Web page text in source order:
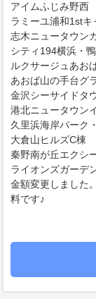
アイムふじみ野
ラミーユ浦和1st
志木ニュータウン
シティ194横浜・
ルクサージュあ
あおば山の手台
金沢シーサイドタ
港北ニュータウ
久里浜海岸パー
大倉山ヒルズC棟
秦野南が丘エク
ライオンズガー
金額変更しました
料です♪